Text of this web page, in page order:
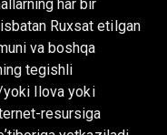
har bir
Ruxsat etilgan
va boshqa
tegishli
Ilova yoki
resursiga